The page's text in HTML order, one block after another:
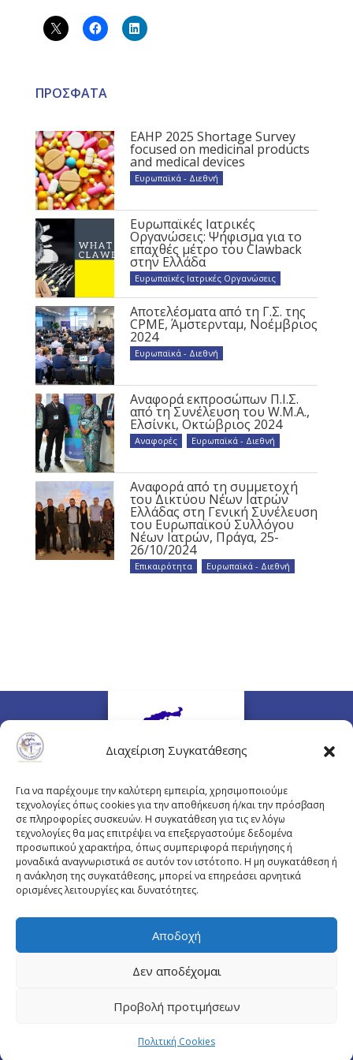
Διαχείριση Συγκατάθεσης
Για να παρέχουμε την καλύτερη εμπειρία, χρησιμοποιούμε
τεχνολογίες όπως cookies για την αποθήκευση ή/και την πρόσβαση
σε πληροφορίες συσκευών. Η συγκατάθεση για τις εν λόγω
τεχνολογίες θα μας επιτρέψει να επεξεργαστούμε δεδομένα
προσωπικού χαρακτήρα, όπως συμπεριφορά περιήγησης ή
μοναδικά αναγνωριστικά σε αυτόν τον ιστότοπο. Η μη συγκατάθεση ή
η ανάκληση της συγκατάθεσης, μπορεί να επηρεάσει αρνητικά
ορισμένες λειτουργίες και δυνατότητες.
Αποδοχή
Δεν αποδέχομαι
Προβολή προτιμήσεων
Πολιτική Cookies
ΠΡΟΣΦΑΤΑ
EAHP 2025 Shortage Survey
focused on medicinal products
and medical devices
Ευρωπαϊκά - Διεθνή
Ευρωπαϊκές Ιατρικές
Οργανώσεις: Ψήφισμα για το
επαχθές μέτρο του Clawback
στην Ελλάδα
Ευρωπαϊκές Ιατρικές Οργανώσεις
Αποτελέσματα από τη Γ.Σ. της
CPME, Άμστερνταμ, Νοέμβριος
2024
Ευρωπαϊκά - Διεθνή
Αναφορά εκπροσώπων Π.Ι.Σ.
από τη Συνέλευση του W.M.A.,
Ελσίνκι, Οκτώβριος 2024
Αναφορές Ευρωπαϊκά - Διεθνή
Αναφορά από τη συμμετοχή
του Δικτύου Νέων Ιατρών
Ελλάδας στη Γενική Συνέλευση
του Ευρωπαϊκού Συλλόγου
Νέων Ιατρών, Πράγα, 25-
26/10/2024
Επικαιρότητα Ευρωπαϊκά - Διεθνή
Πλουτάρχου 3, 10675 Αθήνα
Email επικοινωνίας:pisinfo@pis.gr
© Copyright pis.gr 2019 - Designed & Hosted by